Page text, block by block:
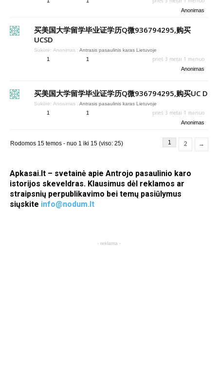
Anonimas
买美国大学留学毕业证学历Q微936794295,购买
UCSD
Sukūrė: Anonimas : Antrasis pasaulinis karas Lietuvoje
1 1 prieš 3 metai 1 mėnuo
Anonimas
买美国大学留学毕业证学历Q微936794295,购买UC D
Sukūrė: Anonimas : Antrasis pasaulinis karas Lietuvoje
1 1 prieš 3 metai 1 mėnuo
Anonimas
Rodomos 15 temos - nuo 1 iki 15 (viso: 25) 1 2 →
Apkasai.lt – svetainė apie Antrojo pasaulinio karo
istorijos skeveldras. Klausimus dėl reklamos ar
straipsnių perpublikavimo bei temų pasiūlymus
siųskite info@nodum.lt
- reklama -